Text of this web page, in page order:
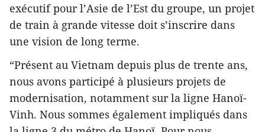
exécutif pour l’Asie de l’Est du groupe, un projet
de train à grande vitesse doit s’inscrire dans
une vision de long terme.
“Présent au Vietnam depuis plus de trente ans,
nous avons participé à plusieurs projets de
modernisation, notamment sur la ligne Hanoï-
Vinh. Nous sommes également impliqués dans